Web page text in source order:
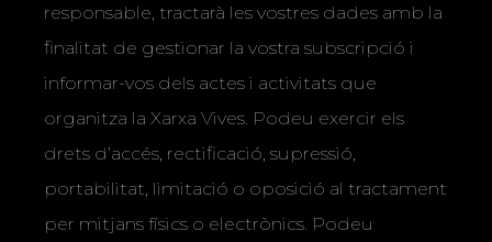
responsable, tractarà les vostres dades amb la
finalitat de gestionar la vostra subscripció i
informar-vos dels actes i activitats que
organitza la Xarxa Vives. Podeu exercir els
drets d’accés, rectificació, supressió,
portabilitat, limitació o oposició al tractament
per mitjans físics o electrònics. Podeu